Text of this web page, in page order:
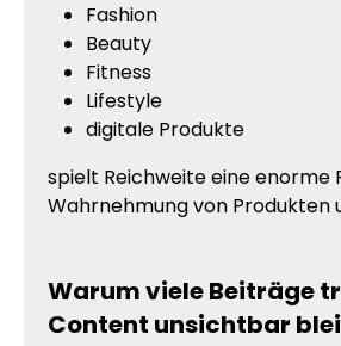
Fashion
Beauty
Fitness
Lifestyle
digitale Produkte
spielt Reichweite eine enorme
Wahrnehmung von Produkten
Warum viele Beiträge
Content unsichtbar